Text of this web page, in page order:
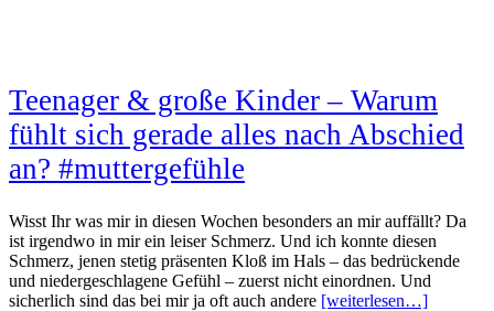
Teenager & große Kinder – Warum
fühlt sich gerade alles nach Abschied
an? #muttergefühle
Wisst Ihr was mir in diesen Wochen besonders an mir auffällt? Da
ist irgendwo in mir ein leiser Schmerz. Und ich konnte diesen
Schmerz, jenen stetig präsenten Kloß im Hals – das bedrückende
und niedergeschlagene Gefühl – zuerst nicht einordnen. Und
sicherlich sind das bei mir ja oft auch andere [weiterlesen…]